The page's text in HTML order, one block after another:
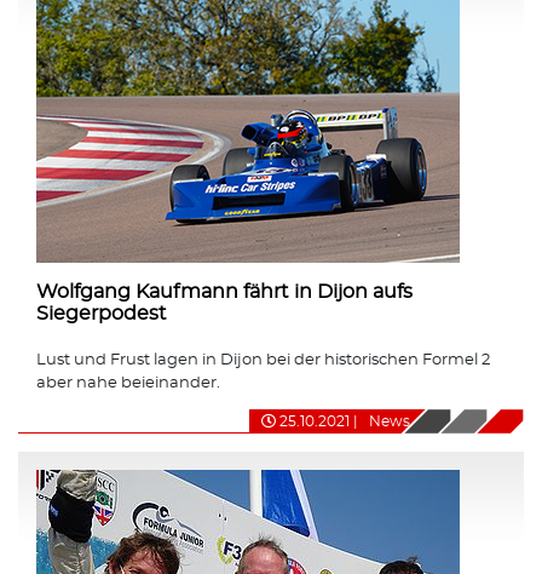
Wolfgang Kaufmann fährt in Dijon aufs
Siegerpodest
Lust und Frust lagen in Dijon bei der historischen Formel 2
aber nahe beieinander.
25.10.2021 News